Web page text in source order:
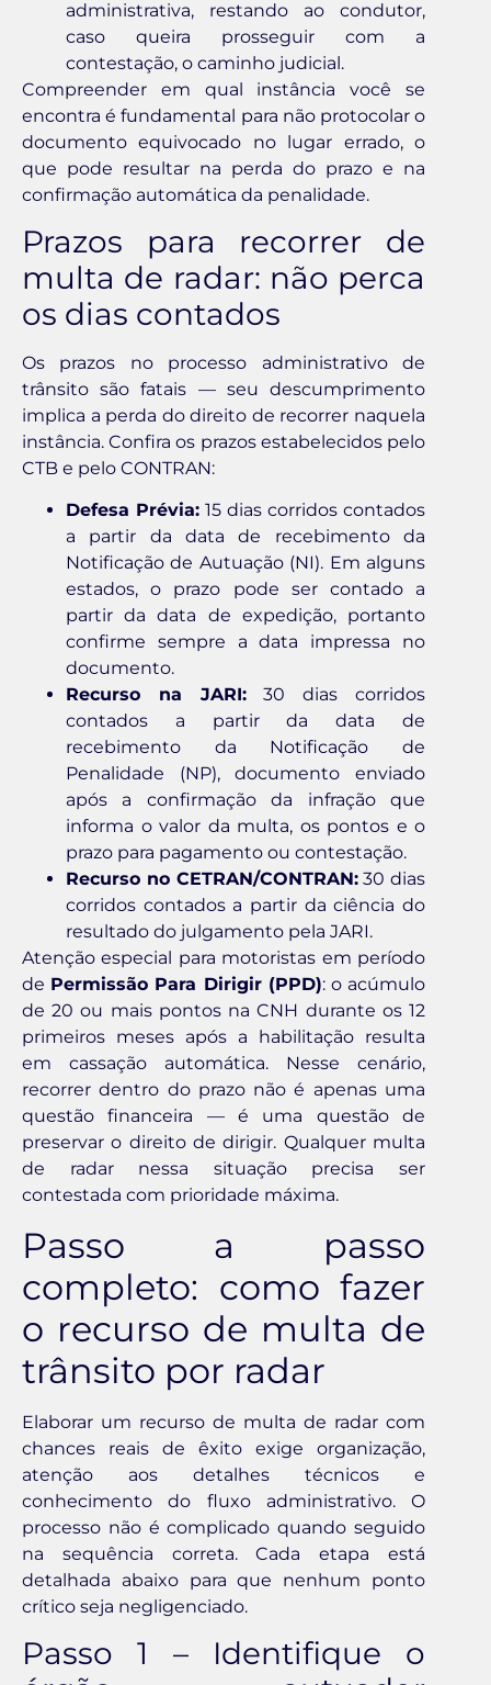
administrativa, restando ao condutor,
caso queira prosseguir com a
contestação, o caminho judicial.
Compreender em qual instância você se
encontra é fundamental para não protocolar o
documento equivocado no lugar errado, o
que pode resultar na perda do prazo e na
confirmação automática da penalidade.
Prazos para recorrer de
multa de radar: não perca
os dias contados
Os prazos no processo administrativo de
trânsito são fatais — seu descumprimento
implica a perda do direito de recorrer naquela
instância. Confira os prazos estabelecidos pelo
CTB e pelo CONTRAN:
Defesa Prévia: 15 dias corridos contados
a partir da data de recebimento da
Notificação de Autuação (NI). Em alguns
estados, o prazo pode ser contado a
partir da data de expedição, portanto
confirme sempre a data impressa no
documento.
Recurso na JARI:30 dias corridos
contados a partir da data de
recebimento da Notificação de
Penalidade (NP), documento enviado
após a confirmação da infração que
informa o valor da multa, os pontos e o
prazo para pagamento ou contestação.
Recurso no CETRAN/CONTRAN:30 dias
corridos contados a partir da ciência do
resultado do julgamento pela JARI.
Atenção especial para motoristas em período
de Permissão Para Dirigir (PPD): o acúmulo
de 20 ou mais pontos na CNH durante os 12
primeiros meses após a habilitação resulta
em cassação automática. Nesse cenário,
recorrer dentro do prazo não é apenas uma
questão financeira — é uma questão de
preservar o direito de dirigir. Qualquer multa
de radar nessa situação precisa ser
contestada com prioridade máxima.
Passo a passo
completo: como fazer
o recurso de multa de
trânsito por radar
Elaborar um recurso de multa de radar com
chances reais de êxito exige organização,
atenção aos detalhes técnicos e
conhecimento do fluxo administrativo. O
processo não é complicado quando seguido
na sequência correta. Cada etapa está
detalhada abaixo para que nenhum ponto
crítico seja negligenciado.
Passo 1 – Identifique o